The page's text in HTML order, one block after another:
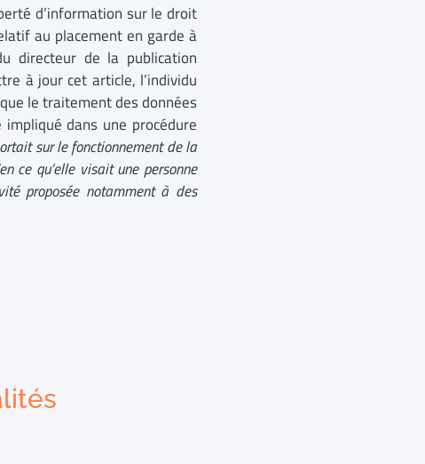
d’information sur le droit
au placement en garde à
directeur de la publication
à jour cet article, l’individu
le traitement des données
dans une procédure
sur le fonctionnement de la
ce qu’elle visait une personne
proposée notamment à des